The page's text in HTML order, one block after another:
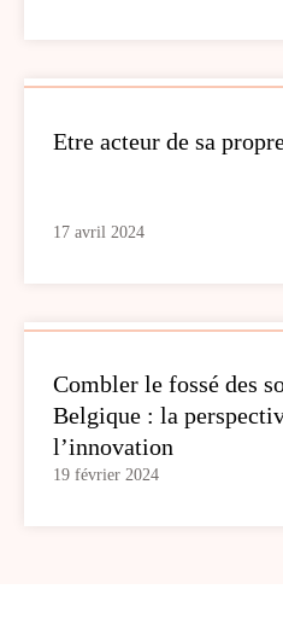
Etre acteur de sa
17 avril 2024
Combler le fossé des
Belgique : la
l’innovation
19 février 2024